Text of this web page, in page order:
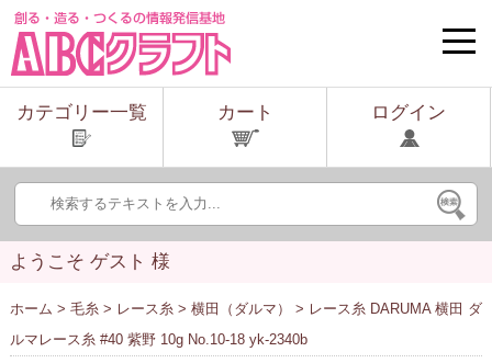
toggle
カテゴリー一覧
カート ログイン
ようこそ ゲスト 様
ホーム > 毛糸> レース糸> 横田（ダルマ）
> レース糸 DARUMA 横田 ダ
ルマレース糸 #40 紫野 10g No.10-18 yk-2340b